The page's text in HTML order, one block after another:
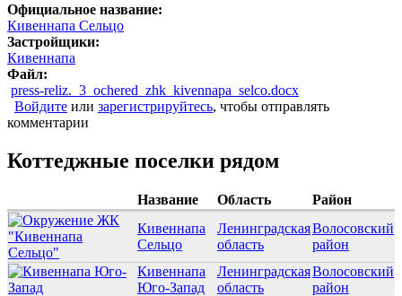
Официальное название:
Кивеннапа Сельцо
Застройщики:
Кивеннапа
Файл:
press-reliz._3_ochered_zhk_kivennapa_selco.docx
Войдите или зарегистрируйтесь, чтобы отправлять
комментарии
Коттеджные поселки рядом
Название Область
Район
Кивеннапа
Сельцо
Ленинградская
область
Волосовский
район
Кивеннапа
Юго-Запад
Ленинградская
область
Волосовский
район